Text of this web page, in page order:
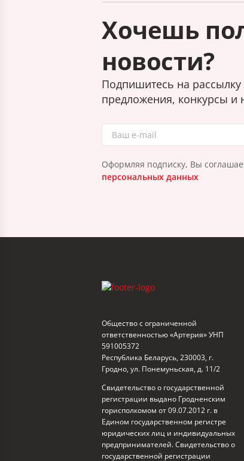
Хочешь
новости?
Подпишитесь на
предложения, конкурсы
Оформляя подписку, Вы
персональных данных
Общество с ограниченной
ответственностью «Артерия» УНП
591005372
Республика Беларусь, 230003, г.
Гродно, ул. Понемуньская, д. 11/2
Свидетельство о государственной
регистрации выдано Гродненским
горисполкомом от 09.07.2012 г. в
Едином государственном регистре
юридических лиц и индивидуальных
предпринимателей. Свидетельство о
государственной регистрации